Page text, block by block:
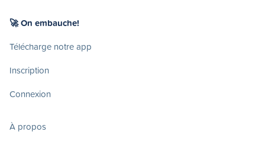
🚀 On embauche!
Télécharge notre app
Inscription
Connexion
À propos